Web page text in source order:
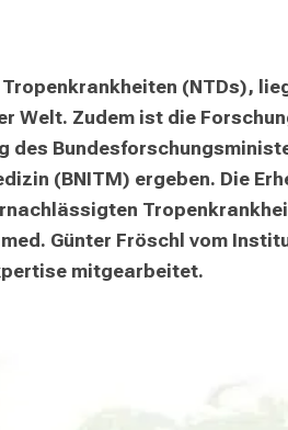
(NTDs),
Welt. Zudem ist die
(BNITM) ergeben. Die
Günter Fröschl vom
mitgearbeitet.